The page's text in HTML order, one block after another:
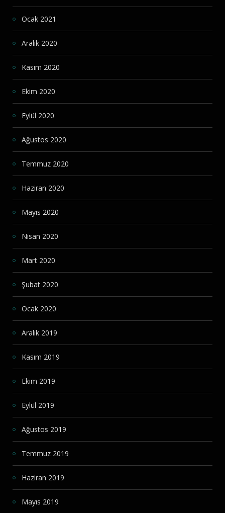
Ocak 2021
Aralık 2020
Kasım 2020
Ekim 2020
Eylül 2020
Ağustos 2020
Temmuz 2020
Haziran 2020
Mayıs 2020
Nisan 2020
Mart 2020
Şubat 2020
Ocak 2020
Aralık 2019
Kasım 2019
Ekim 2019
Eylül 2019
Ağustos 2019
Temmuz 2019
Haziran 2019
Mayıs 2019